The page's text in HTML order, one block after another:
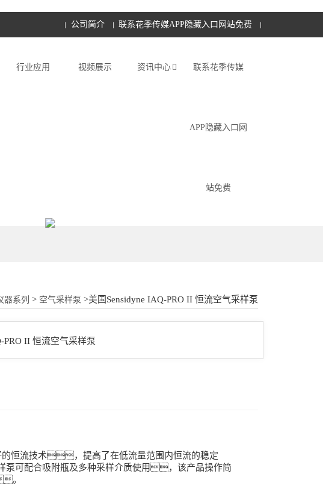
公司简介 联系花季传媒APP隐藏入口网站免费
行业应用 视频展示 资讯中心 联系花季传媒
APP隐藏入口网
站免费
器系列 > 空气采样泵 >美国Sensidyne IAQ-PRO II 恒流空气采样泵
的恒流技术，提高了在低流量范围内恒流的稳定
可配合吸附瓶及多种采样介质使用，该产品操作简
。